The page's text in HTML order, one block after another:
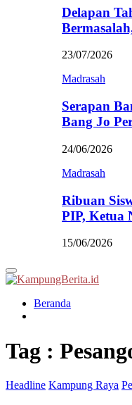
Delapan
23/07/2026
Madrasah
Serapan
Bang Jo
24/06/2026
Madrasah
Ribuan
PIP, Ketua
15/06/2026
Primary
Menu
Beranda
Tag :
Headline Kampung Raya